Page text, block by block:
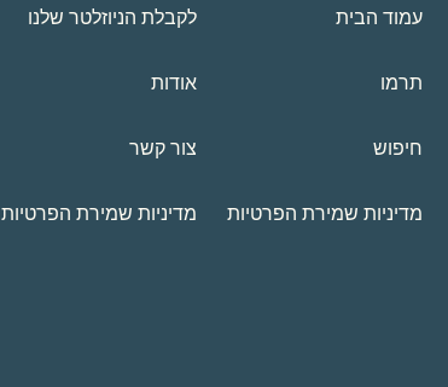
עמוד הבית לקבלת הניוזלטר שלנו
תרמו אודות
חיפוש צור קשר
מדיניות שמירת הפרטיות מדיניות שמירת הפרטיות